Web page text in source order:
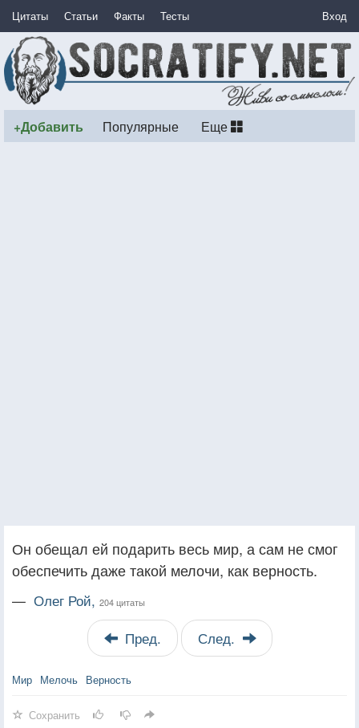
Цитаты Статьи Факты Тесты Вход
+Добавить Популярные Еще
Он обещал ей подарить весь мир, а сам не смог
обеспечить даже такой мелочи, как верность.
— Олег Рой, 204 цитаты
Пред. След.
Мир Мелочь Верность
Сохранить